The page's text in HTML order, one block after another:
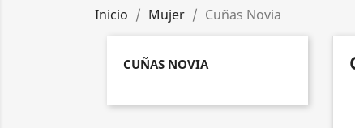
Inicio Mujer Cuñas Novia
CUÑAS NOVIA